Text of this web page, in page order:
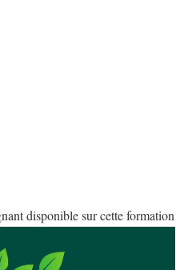
disponible sur cette formation